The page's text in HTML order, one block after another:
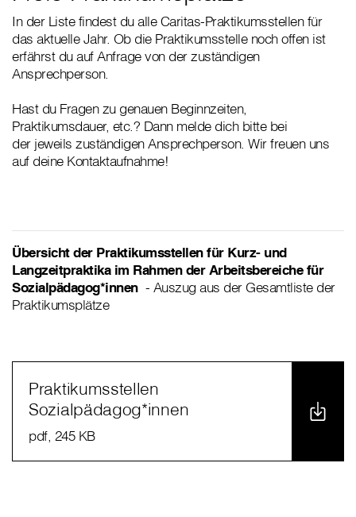
In der Liste findest du alle Caritas-Praktikumsstellen für
das aktuelle Jahr. Ob die Praktikumsstelle noch offen ist
erfährst du auf Anfrage von der zuständigen
Ansprechperson.
Hast du Fragen zu genauen Beginnzeiten,
Praktikumsdauer, etc.? Dann melde dich bitte bei
der jeweils zuständigen Ansprechperson. Wir freuen uns
auf deine Kontaktaufnahme!
Übersicht der Praktikumsstellen für Kurz- und
Langzeitpraktika im Rahmen der Arbeitsbereiche für
Sozialpädagog*innen - Auszug aus der Gesamtliste der
Praktikumsplätze
Praktikumsstellen
Sozialpädagog*innen
pdf, 245 KB